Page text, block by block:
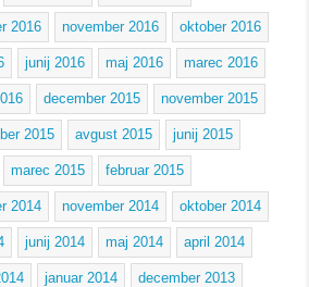
2016 november 2016 oktober 2016
junij 2016 maj 2016 marec 2016
december 2015 november 2015
2015 avgust 2015 junij 2015
marec 2015 februar 2015
2014 november 2014 oktober 2014
junij 2014 maj 2014 april 2014
januar 2014 december 2013